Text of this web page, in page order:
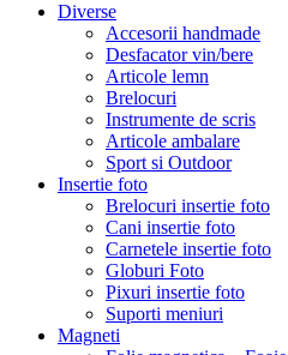
Diverse
Accesorii handmade
Desfacator vin/bere
Articole lemn
Brelocuri
Instrumente de scris
Articole ambalare
Sport si Outdoor
Insertie foto
Brelocuri insertie foto
Cani insertie foto
Carnetele insertie foto
Globuri Foto
Pixuri insertie foto
Suporti meniuri
Magneti